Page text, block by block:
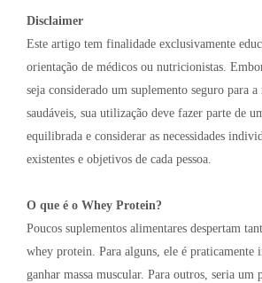
Disclaimer
Este artigo tem finalidade exclusivamente
orientação de médicos ou nutricionistas.
seja considerado um suplemento seguro para a
saudáveis, sua utilização deve fazer parte de
equilibrada e considerar as necessidades
existentes e objetivos de cada pessoa.
O que é o Whey Protein?
Poucos suplementos alimentares despertam
whey protein. Para alguns, ele é praticamente
ganhar massa muscular. Para outros, seria